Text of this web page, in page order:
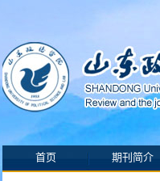
首页 期刊简介